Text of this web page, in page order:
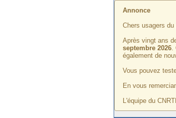
Annonce
Chers usagers
Après vingt ans
septembre 2026.
également de
Vous pouvez
En vous
L'équipe du